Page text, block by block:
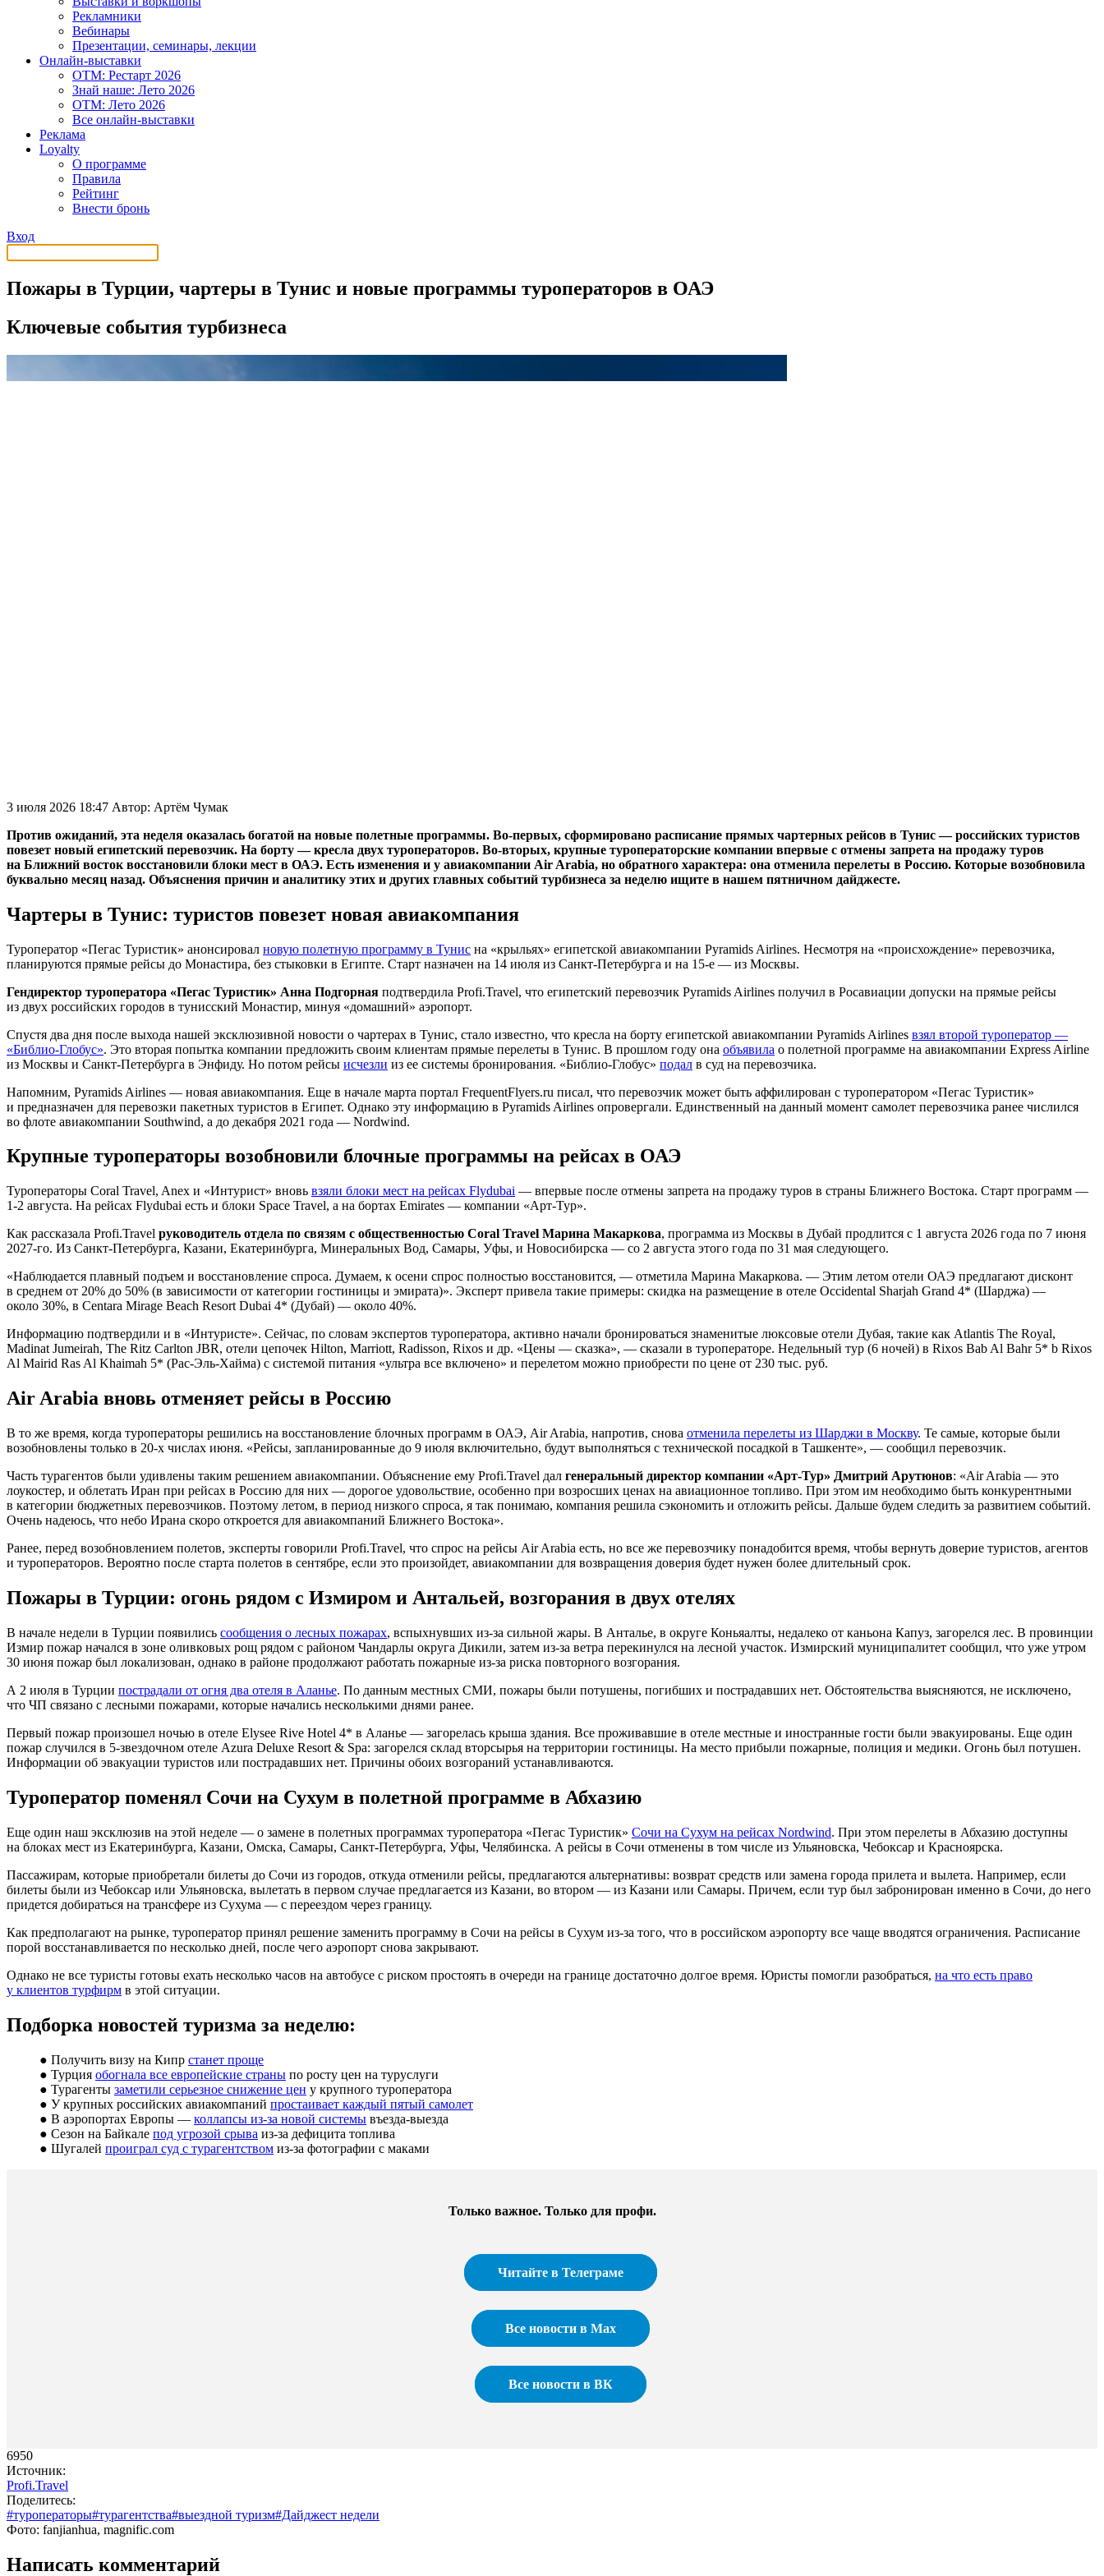
Рекламники
Вебинары
Презентации, семинары, лекции
Онлайн-выставки
OTM: Рестарт 2026
Знай наше: Лето 2026
OTM: Лето 2026
Все онлайн-выставки
Реклама
Loyalty
О программе
Правила
Рейтинг
Внести бронь
Вход
Пожары в Турции, чартеры в Тунис и новые программы туроператоров в ОАЭ
Ключевые события турбизнеса
3 июля 2026 18:47 Автор: Артём Чумак
Против ожиданий, эта неделя оказалась богатой на новые полетные программы. Во-первых, сформировано расписание прямых чартерных рейсов в Тунис — российских туристов
повезет новый египетский перевозчик. На борту — кресла двух туроператоров. Во-вторых, крупные туроператорские компании впервые с отмены запрета на продажу туров
на Ближний восток восстановили блоки мест в ОАЭ. Есть изменения и у авиакомпании Air Arabia, но обратного характера: она отменила перелеты в Россию. Которые возобновила
буквально месяц назад. Объяснения причин и аналитику этих и других главных событий турбизнеса за неделю ищите в нашем пятничном дайджесте.
Чартеры в Тунис: туристов повезет новая авиакомпания
Туроператор «Пегас Туристик» анонсировал новую полетную программу в Тунис на «крыльях» египетской авиакомпании Pyramids Airlines. Несмотря на «происхождение» перевозчика,
планируются прямые рейсы до Монастира, без стыковки в Египте. Старт назначен на 14 июля из Санкт-Петербурга и на 15-е — из Москвы.
Гендиректор туроператора «Пегас Туристик» Анна Подгорная подтвердила Profi.Travel, что египетский перевозчик Pyramids Airlines получил в Росавиации допуски на прямые рейсы
из двух российских городов в тунисский Монастир, минуя «домашний» аэропорт.
Спустя два дня после выхода нашей эксклюзивной новости о чартерах в Тунис, стало известно, что кресла на борту египетской авиакомпании Pyramids Airlines взял второй туроператор —
«Библио-Глобус». Это вторая попытка компании предложить своим клиентам прямые перелеты в Тунис. В прошлом году она объявила о полетной программе на авиакомпании Express Airline
из Москвы и Санкт-Петербурга в Энфиду. Но потом рейсы исчезли из ее системы бронирования. «Библио-Глобус» подал в суд на перевозчика.
Напомним, Pyramids Airlines — новая авиакомпания. Еще в начале марта портал FrequentFlyers.ru писал, что перевозчик может быть аффилирован с туроператором «Пегас Туристик»
и предназначен для перевозки пакетных туристов в Египет. Однако эту информацию в Pyramids Airlines опровергали. Единственный на данный момент самолет перевозчика ранее числился
во флоте авиакомпании Southwind, а до декабря 2021 года — Nordwind.
Крупные туроператоры возобновили блочные программы на рейсах в ОАЭ
Туроператоры Coral Travel, Anex и «Интурист» вновь взяли блоки мест на рейсах Flydubai — впервые после отмены запрета на продажу туров в страны Ближнего Востока. Старт программ —
1-2 августа. На рейсах Flydubai есть и блоки Space Travel, а на бортах Emirates — компании «Арт-Тур».
Как рассказала Profi.Travel руководитель отдела по связям с общественностью Coral Travel Марина Макаркова, программа из Москвы в Дубай продлится с 1 августа 2026 года по 7 июня
2027-го. Из Санкт-Петербурга, Казани, Екатеринбурга, Минеральных Вод, Самары, Уфы, и Новосибирска — со 2 августа этого года по 31 мая следующего.
«Наблюдается плавный подъем и восстановление спроса. Думаем, к осени спрос полностью восстановится, — отметила Марина Макаркова. — Этим летом отели ОАЭ предлагают дисконт
в среднем от 20% до 50% (в зависимости от категории гостиницы и эмирата)». Эксперт привела такие примеры: скидка на размещение в отеле Occidental Sharjah Grand 4* (Шарджа) —
около 30%, в Centara Mirage Beach Resort Dubai 4* (Дубай) — около 40%.
Информацию подтвердили и в «Интуристе». Сейчас, по словам экспертов туроператора, активно начали бронироваться знаменитые люксовые отели Дубая, такие как Atlantis The Royal,
Madinat Jumeirah, The Ritz Carlton JBR, отели цепочек Hilton, Marriott, Radisson, Rixos и др. «Цены — сказка», — сказали в туроператоре. Недельный тур (6 ночей) в Rixos Bab Al Bahr 5* b Rixos
Al Mairid Ras Al Khaimah 5* (Рас-Эль-Хайма) с системой питания «ультра все включено» и перелетом можно приобрести по цене от 230 тыс. руб.
Air Arabia вновь отменяет рейсы в Россию
В то же время, когда туроператоры решились на восстановление блочных программ в ОАЭ, Air Arabia, напротив, снова отменила перелеты из Шарджи в Москву. Те самые, которые были
возобновлены только в 20-х числах июня. «Рейсы, запланированные до 9 июля включительно, будут выполняться с технической посадкой в Ташкенте», — сообщил перевозчик.
Часть турагентов были удивлены таким решением авиакомпании. Объяснение ему Profi.Travel дал генеральный директор компании «Арт-Тур» Дмитрий Арутюнов: «Air Arabia — это
лоукостер, и облетать Иран при рейсах в Россию для них — дорогое удовольствие, особенно при возросших ценах на авиационное топливо. При этом им необходимо быть конкурентными
в категории бюджетных перевозчиков. Поэтому летом, в период низкого спроса, я так понимаю, компания решила сэкономить и отложить рейсы. Дальше будем следить за развитием событий.
Очень надеюсь, что небо Ирана скоро откроется для авиакомпаний Ближнего Востока».
Ранее, перед возобновлением полетов, эксперты говорили Profi.Travel, что спрос на рейсы Air Arabia есть, но все же перевозчику понадобится время, чтобы вернуть доверие туристов, агентов
и туроператоров. Вероятно после старта полетов в сентябре, если это произойдет, авиакомпании для возвращения доверия будет нужен более длительный срок.
Пожары в Турции: огонь рядом с Измиром и Антальей, возгорания в двух отелях
В начале недели в Турции появились сообщения о лесных пожарах, вспыхнувших из-за сильной жары. В Анталье, в округе Коньяалты, недалеко от каньона Капуз, загорелся лес. В провинции
Измир пожар начался в зоне оливковых рощ рядом с районом Чандарлы округа Дикили, затем из-за ветра перекинулся на лесной участок. Измирский муниципалитет сообщил, что уже утром
30 июня пожар был локализован, однако в районе продолжают работать пожарные из-за риска повторного возгорания.
А 2 июля в Турции пострадали от огня два отеля в Аланье. По данным местных СМИ, пожары были потушены, погибших и пострадавших нет. Обстоятельства выясняются, не исключено,
что ЧП связано с лесными пожарами, которые начались несколькими днями ранее.
Первый пожар произошел ночью в отеле Elysee Rive Hotel 4* в Аланье — загорелась крыша здания. Все проживавшие в отеле местные и иностранные гости были эвакуированы. Еще один
пожар случился в 5-звездочном отеле Azura Deluxe Resort & Spa: загорелся склад вторсырья на территории гостиницы. На место прибыли пожарные, полиция и медики. Огонь был потушен.
Информации об эвакуации туристов или пострадавших нет. Причины обоих возгораний устанавливаются.
Туроператор поменял Сочи на Сухум в полетной программе в Абхазию
Еще один наш эксклюзив на этой неделе — о замене в полетных программах туроператора «Пегас Туристик» Сочи на Сухум на рейсах Nordwind. При этом перелеты в Абхазию доступны
на блоках мест из Екатеринбурга, Казани, Омска, Самары, Санкт-Петербурга, Уфы, Челябинска. А рейсы в Сочи отменены в том числе из Ульяновска, Чебоксар и Красноярска.
Пассажирам, которые приобретали билеты до Сочи из городов, откуда отменили рейсы, предлагаются альтернативы: возврат средств или замена города прилета и вылета. Например, если
билеты были из Чебоксар или Ульяновска, вылетать в первом случае предлагается из Казани, во втором — из Казани или Самары. Причем, если тур был забронирован именно в Сочи, до него
придется добираться на трансфере из Сухума — с переездом через границу.
Как предполагают на рынке, туроператор принял решение заменить программу в Сочи на рейсы в Сухум из-за того, что в российском аэропорту все чаще вводятся ограничения. Расписание
порой восстанавливается по несколько дней, после чего аэропорт снова закрывают.
Однако не все туристы готовы ехать несколько часов на автобусе с риском простоять в очереди на границе достаточно долгое время. Юристы помогли разобраться, на что есть право
у клиентов турфирм в этой ситуации.
Подборка новостей туризма за неделю:
● Получить визу на Кипр станет проще
● Турция обогнала все европейские страны по росту цен на туруслуги
● Турагенты заметили серьезное снижение цен у крупного туроператора
● У крупных российских авиакомпаний простаивает каждый пятый самолет
● В аэропортах Европы — коллапсы из-за новой системы въезда-выезда
● Сезон на Байкале под угрозой срыва из-за дефицита топлива
● Шугалей проиграл суд с турагентством из-за фотографии с маками
Только важное. Только для профи.​
Читайте в Телеграме
Все новости в Max
Все новости в ВК
6950
Источник:
Profi.Travel
Поделитесь:
#туроператоры#турагентства#выездной туризм#Дайджест недели
Фото: fanjianhua, magnific.com
Написать комментарий